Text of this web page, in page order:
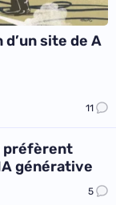
site de A
11
préfèrent
générative
5